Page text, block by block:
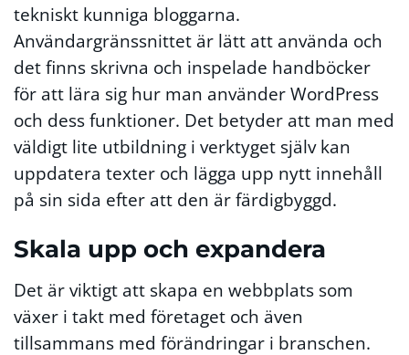
tekniskt kunniga bloggarna.
Användargränssnittet är lätt att använda och
det finns skrivna och inspelade handböcker
för att lära sig hur man använder WordPress
och dess funktioner. Det betyder att man med
väldigt lite utbildning i verktyget själv kan
uppdatera texter och lägga upp nytt innehåll
på sin sida efter att den är färdigbyggd.
Skala upp och expandera
Det är viktigt att skapa en webbplats som
växer i takt med företaget och även
tillsammans med förändringar i branschen.